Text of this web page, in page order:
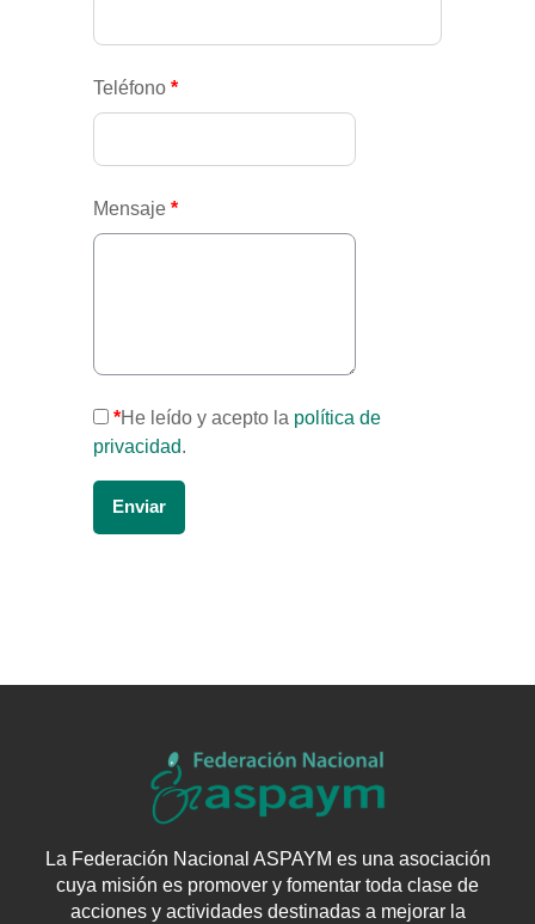
Teléfono *
Mensaje *
*He leído y acepto la política de
privacidad.
La Federación Nacional ASPAYM es una asociación
cuya misión es promover y fomentar toda clase de
acciones y actividades destinadas a mejorar la